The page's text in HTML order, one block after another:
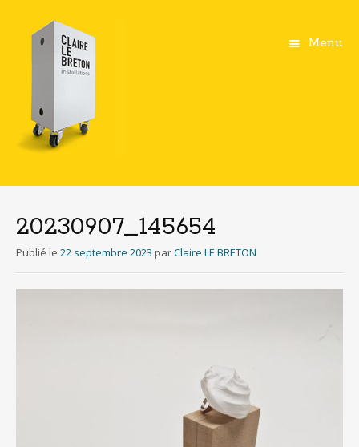
Menu
principal
20230907_145654
Publié le 22 septembre 2023 parClaire LE BRETON